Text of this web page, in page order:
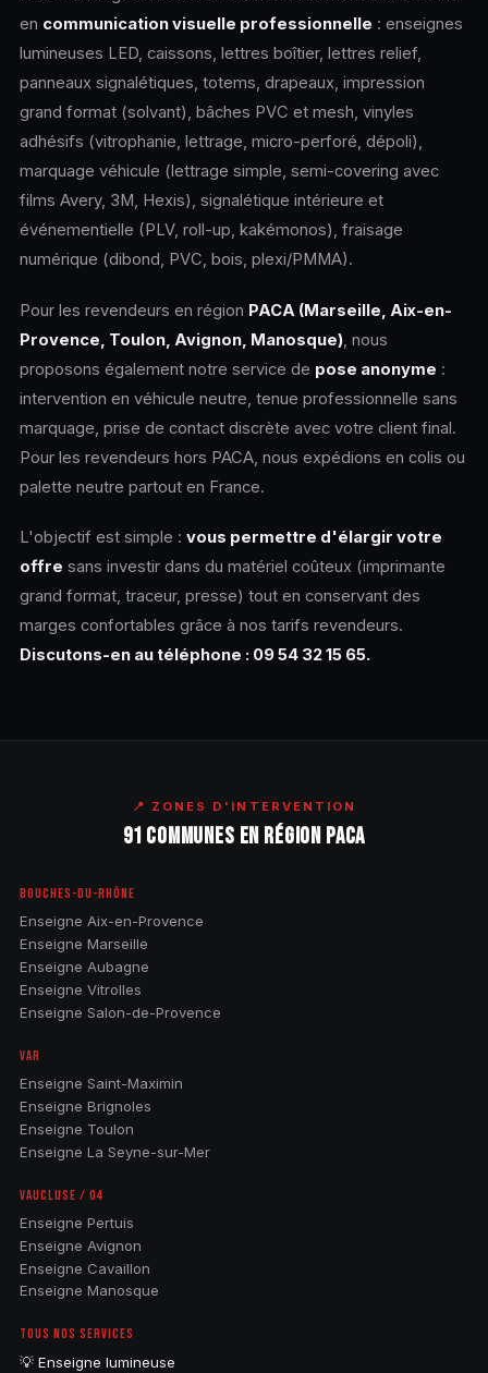
en communication visuelle professionnelle : enseignes
lumineuses LED, caissons, lettres boîtier, lettres relief,
panneaux signalétiques, totems, drapeaux, impression
grand format (solvant), bâches PVC et mesh, vinyles
adhésifs (vitrophanie, lettrage, micro-perforé, dépoli),
marquage véhicule (lettrage simple, semi-covering avec
films Avery, 3M, Hexis), signalétique intérieure et
événementielle (PLV, roll-up, kakémonos), fraisage
numérique (dibond, PVC, bois, plexi/PMMA).
Pour les revendeurs en région PACA (Marseille, Aix-en-
Provence, Toulon, Avignon, Manosque), nous
proposons également notre service de pose anonyme :
intervention en véhicule neutre, tenue professionnelle sans
marquage, prise de contact discrète avec votre client final.
Pour les revendeurs hors PACA, nous expédions en colis ou
palette neutre partout en France.
L'objectif est simple : vous permettre d'élargir votre
offre sans investir dans du matériel coûteux (imprimante
grand format, traceur, presse) tout en conservant des
marges confortables grâce à nos tarifs revendeurs.
Discutons-en au téléphone : 09 54 32 15 65.
📍 ZONES D'INTERVENTION
91 COMMUNES EN RÉGION PACA
BOUCHES-DU-RHÔNE
Enseigne Aix-en-Provence
Enseigne Marseille
Enseigne Aubagne
Enseigne Vitrolles
Enseigne Salon-de-Provence
VAR
Enseigne Saint-Maximin
Enseigne Brignoles
Enseigne Toulon
Enseigne La Seyne-sur-Mer
VAUCLUSE / 04
Enseigne Pertuis
Enseigne Avignon
Enseigne Cavaillon
Enseigne Manosque
TOUS NOS SERVICES
💡 Enseigne lumineuse